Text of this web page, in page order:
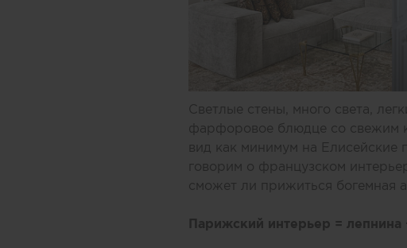
Светлые стены, много света,
фарфоровое блюдце со свежим
вид как минимум на Елисейские
говорим о французском
сможет ли прижиться богемная
Парижский интерьер = лепнина